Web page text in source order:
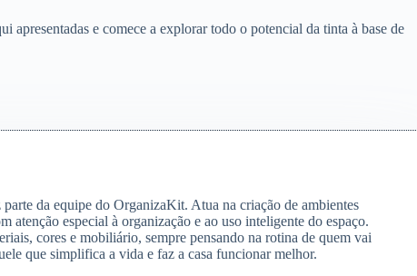
apresentadas e comece a explorar todo o potencial da tinta à base de
da equipe do OrganizaKit. Atua na criação de ambientes
atenção especial à organização e ao uso inteligente do espaço.
cores e mobiliário, sempre pensando na rotina de quem vai
que simplifica a vida e faz a casa funcionar melhor.